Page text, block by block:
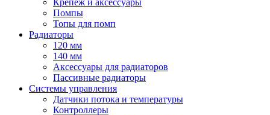
Помпы
Топы для помп
Радиаторы
120 мм
140 мм
Аксессуары для радиаторов
Пассивные радиаторы
Системы управления
Датчики потока и температуры
Контроллеры